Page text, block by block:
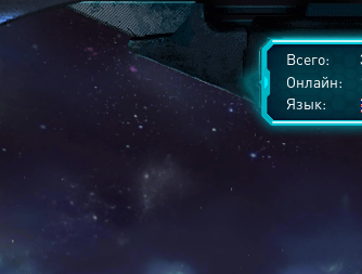
Всего:
Онлайн:
Язык: